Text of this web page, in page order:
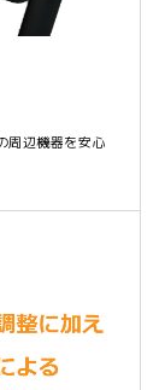
周辺機器を安心